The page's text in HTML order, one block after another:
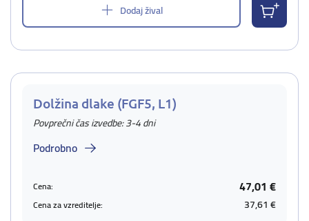
Dodaj žival
Dolžina dlake (FGF5, L1)
Povprečni čas izvedbe: 3-4 dni
Podrobno
Cena: 47,01 €
Cena za vzreditelje: 37,61 €